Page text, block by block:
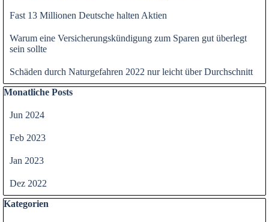
Fast 13 Millionen Deutsche halten Aktien
Warum eine Versicherungskündigung zum Sparen gut überlegt
sein sollte
Schäden durch Naturgefahren 2022 nur leicht über Durchschnitt
Block überspringen Monatliche Posts
Monatliche Posts
Jun 2024
Feb 2023
Jan 2023
Dez 2022
Block überspringen Kategorien
Kategorien